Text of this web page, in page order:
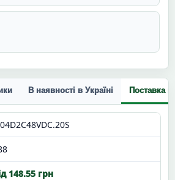
В наявності в Україні Поставка
148.55 грн